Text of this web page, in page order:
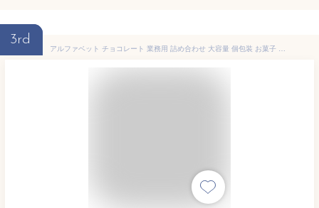
3rd
アルファベット チョコレート 業務用 詰め合わせ 大容量 個包装 お菓子 チョコ